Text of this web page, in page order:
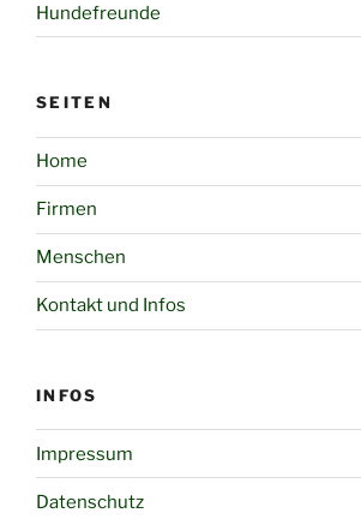
Hundefreunde
SEITEN
Home
Firmen
Menschen
Kontakt und Infos
INFOS
Impressum
Datenschutz